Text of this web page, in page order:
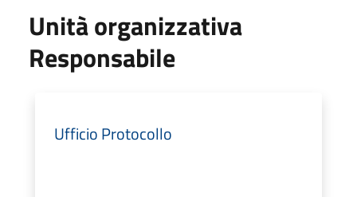
Unità organizzativa
Responsabile
Ufficio Protocollo